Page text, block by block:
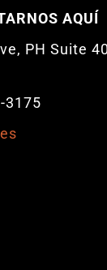
AQUÍ
PH Suite
3175